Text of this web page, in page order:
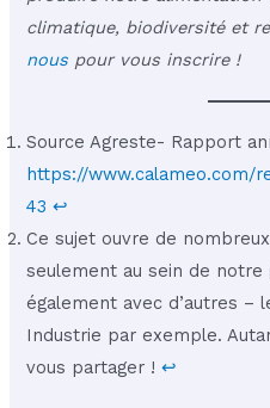
climatique, biodiversité et
nous pour vous inscrire !
Source Agreste- Rapport
https://www.calameo.com/
43 ↩︎
Ce sujet ouvre de
seulement au sein de notre
également avec d’autres –
Industrie par exemple.
vous partager !↩︎